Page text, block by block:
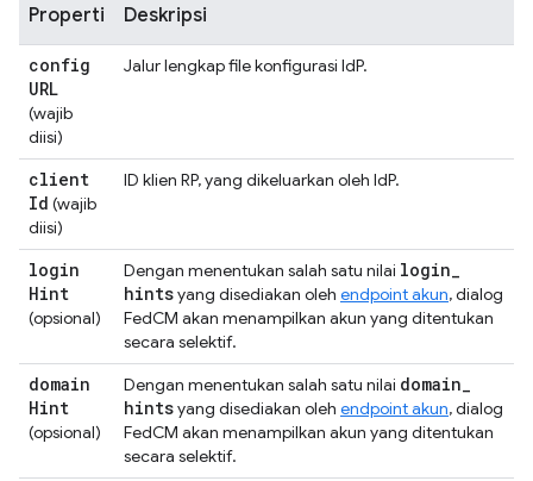
Properti Deskripsi
config
URL
(wajib
diisi)
Jalur lengkap file konfigurasi IdP.
client
Id (wajib
diisi)
ID klien RP, yang dikeluarkan oleh IdP.
login
Hint
(opsional)
Dengan menentukan salah satu nilai login
hintsyang disediakan oleh endpoint akun, dialog
FedCM akan menampilkan akun yang ditentukan
secara selektif.
domain
Hint
(opsional)
Dengan menentukan salah satu nilai domain
hintsyang disediakan oleh endpoint akun, dialog
FedCM akan menampilkan akun yang ditentukan
secara selektif.